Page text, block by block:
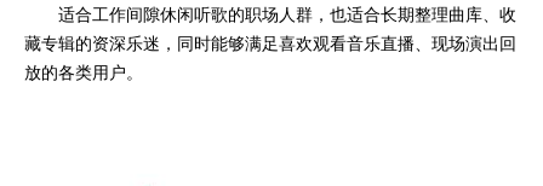
适合工作间隙休闲听歌的职场人群，也适合长期整理曲库、收
藏专辑的资深乐迷，同时能够满足喜欢观看音乐直播、现场演出回
放的各类用户。